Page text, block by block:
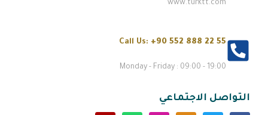
www.turktt.com
Call Us: +90 552 888 22 55
Monday - Friday : 09:00 - 19:00
التواصل الاجتماعي